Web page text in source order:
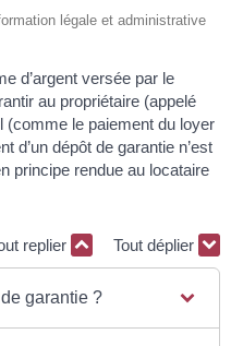
légale et administrative
d’argent versée par le
au propriétaire (appelé
(comme le paiement du loyer
d’un dépôt de garantie n’est
principe rendue au locataire
replier Tout déplier
garantie ?